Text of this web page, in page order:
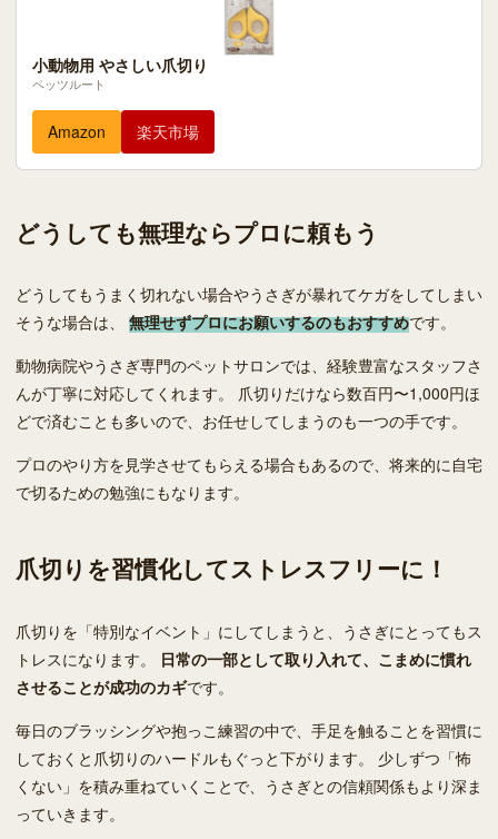
小動物用 やさしい爪切り
ペッツルート
Amazon 楽天市場
どうしても無理ならプロに頼もう
どうしてもうまく切れない場合やうさぎが暴れてケガをしてしまい
そうな場合は、 無理せずプロにお願いするのもおすすめです。
動物病院やうさぎ専門のペットサロンでは、経験豊富なスタッフさ
んが丁寧に対応してくれます。 爪切りだけなら数百円〜1,000円ほ
どで済むことも多いので、お任せしてしまうのも一つの手です。
プロのやり方を見学させてもらえる場合もあるので、将来的に自宅
で切るための勉強にもなります。
爪切りを習慣化してストレスフリーに！
爪切りを「特別なイベント」にしてしまうと、うさぎにとってもス
トレスになります。 日常の一部として取り入れて、こまめに慣れ
させることが成功のカギです。
毎日のブラッシングや抱っこ練習の中で、手足を触ることを習慣に
しておくと爪切りのハードルもぐっと下がります。 少しずつ「怖
くない」を積み重ねていくことで、うさぎとの信頼関係もより深ま
っていきます。